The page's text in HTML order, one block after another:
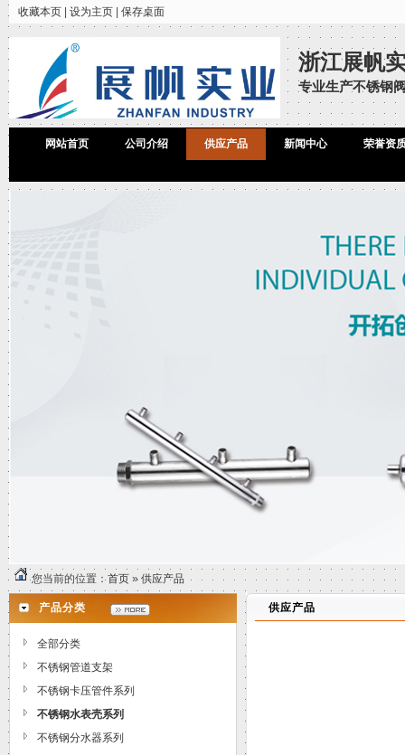
收藏本页 设为主页 保存桌面
浙江展帆
专业生产不锈钢
网站首页 公司介绍 供应产品 新闻中心 荣誉资
您当前的位置：首页 » 供应产品
产品分类
全部分类
不锈钢管道支架
不锈钢卡压管件系列
不锈钢水表壳系列
不锈钢分水器系列
供应产品